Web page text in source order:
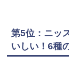
第5位：ニッ
いしい！6種